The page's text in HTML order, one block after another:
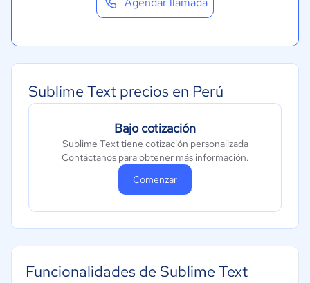
Sublime Text precios en Perú
Bajo cotización
Sublime Text tiene cotización personalizada
Contáctanos para obtener más información.
Comenzar
Funcionalidades de Sublime Text